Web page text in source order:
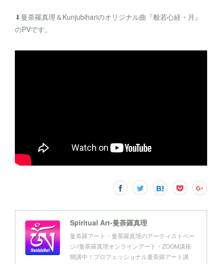
⬇︎曼荼羅真理＆Kunjubihariのオリジナル曲『般若心経・月』
のPVです。
Spiritual Art-曼荼羅真理
曼荼羅アート・曼荼羅真理のアーティストペー
ジ//曼荼羅真理オンラインアート・ZOOM講座
開講中！プロフェッショナル曼荼羅アート講